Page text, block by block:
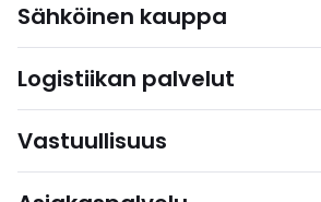
Sähköinen kauppa
Logistiikan palvelut
Vastuullisuus